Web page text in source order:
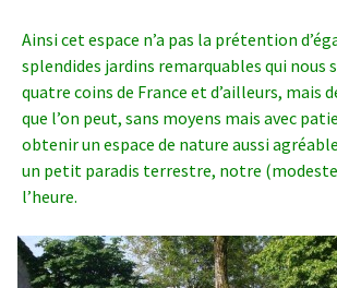
Ainsi cet espace n’a pas la prétention
splendides jardins remarquables qui nous
quatre coins de France et d’ailleurs, mais
que l’on peut, sans moyens mais avec
obtenir un espace de nature aussi
un petit paradis terrestre, notre
l’heure.